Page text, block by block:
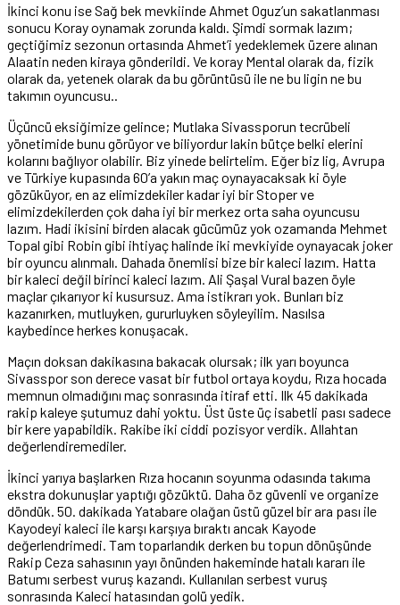
İkinci konu ise Sağ bek mevkiinde Ahmet Oguz’un sakatlanması
sonucu Koray oynamak zorunda kaldı. Şimdi sormak lazım;
geçtiğimiz sezonun ortasında Ahmet’i yedeklemek üzere alınan
Alaatin neden kiraya gönderildi. Ve koray Mental olarak da, fizik
olarak da, yetenek olarak da bu görüntüsü ile ne bu ligin ne bu
takımın oyuncusu..
Üçüncü eksiğimize gelince; Mutlaka Sivassporun tecrübeli
yönetimide bunu görüyor ve biliyordur lakin bütçe belki elerini
kolarını bağlıyor olabilir. Biz yinede belirtelim. Eğer biz lig, Avrupa
ve Türkiye kupasında 60’a yakın maç oynayacaksak ki öyle
gözüküyor, en az elimizdekiler kadar iyi bir Stoper ve
elimizdekilerden çok daha iyi bir merkez orta saha oyuncusu
lazım. Hadi ikisini birden alacak gücümüz yok ozamanda Mehmet
Topal gibi Robin gibi ihtiyaç halinde iki mevkiyide oynayacak joker
bir oyuncu alınmalı. Dahada önemlisi bize bir kaleci lazım. Hatta
bir kaleci değil birinci kaleci lazım. Ali Şaşal Vural bazen öyle
maçlar çıkarıyor ki kusursuz. Ama istikrarı yok. Bunları biz
kazanırken, mutluyken, gururluyken söyleyilim. Nasılsa
kaybedince herkes konuşacak.
Maçın doksan dakikasına bakacak olursak; ilk yarı boyunca
Sivasspor son derece vasat bir futbol ortaya koydu, Rıza hocada
memnun olmadığını maç sonrasında itiraf etti. Ilk 45 dakikada
rakip kaleye şutumuz dahi yoktu. Üst üste üç isabetli pası sadece
bir kere yapabildik. Rakibe iki ciddi pozisyor verdik. Allahtan
değerlendiremediler.
İkinci yarıya başlarken Rıza hocanın soyunma odasında takıma
ekstra dokunuşlar yaptığı gözüktü. Daha öz güvenli ve organize
döndük. 50. dakikada Yatabare olağan üstü güzel bir ara pası ile
Kayodeyi kaleci ile karşı karşıya bıraktı ancak Kayode
değerlendrimedi. Tam toparlandık derken bu topun dönüşünde
Rakip Ceza sahasının yayı önünden hakeminde hatalı kararı ile
Batumı serbest vuruş kazandı. Kullanılan serbest vuruş
sonrasında Kaleci hatasından golü yedik.